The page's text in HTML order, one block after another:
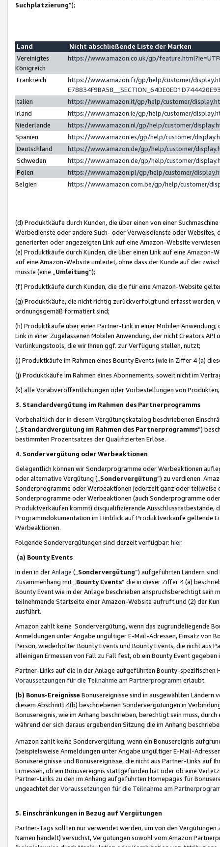
Suchplatzierung”);
Land
Nicht abschließende Liste der Marken
Vereinigtes
Königreich
https://www.amazon.co.uk/gp/
Frankreich
https://www.amazon.fr/gp/help/customer/
Italien
https://www.amazon.it/gp/help/customer/
Irland
https://www.amazon.ie/gp/help/customer/
Niederlande
https://www.amazon.nl/gp/help/customer/
Spanien
https://www.amazon.es/gp/help/customer/
Deutschland
https://www.amazon.de/gp/help/customer/
Schweden
https://www.amazon.de/gp/help/customer/
Polen
https://www.amazon.pl/gp/help/customer/
Belgien
https://www.amazon.com.be/gp/help/customer/
(d) Produktkäufe durch Kunden, die über einen von einer
Werbedienste oder andere Such- oder Verweisdienste oder Websites,
generierten oder angezeigten Link auf eine Amazon-Website
(e) Produktkäufe durch Kunden, die über einen Link auf eine
auf eine Amazon-Website umleitet, ohne dass der Kunde auf der
müsste (eine „ Umleitung“);
(f) Produktkäufe durch Kunden, die die für eine Amazon-Website
(g) Produktkäufe, die nicht richtig zurückverfolgt und erfasst werden,
ordnungsgemäß formatiert sind;
(h) Produktkäufe über einen Partner-Link in einer Mobilen
Link in einer Zugelassenen Mobilen Anwendung, der nicht Creators
Verlinkungstools, die wir Ihnen ggf. zur Verfügung stellen, nutzt;
(i) Produktkäufe im Rahmen eines Bounty Events (wie in Ziffer 4 (a)
(j) Produktkäufe im Rahmen eines Abonnements, soweit nicht im
(k) alle Vorabveröffentlichungen oder Vorbestellungen von
3. Standardvergütung im Rahmen des Partnerprogramms
Vorbehaltlich der in diesem Vergütungskatalog beschriebenen
(„ Standardvergütung im Rahmen des Partnerprogramms“)
bestimmten Prozentsatzes der Qualifizierten Erlöse.
4. Sondervergütung oder Werbeaktionen
Gelegentlich können wir Sonderprogramme oder Werbeaktionen
oder alternative Vergütung („ Sondervergütung”) zu verdienen.
Sonderprogramme oder Werbeaktionen jederzeit ganz oder
Sonderprogramme oder Werbeaktionen (auch Sonderprogramme
Produktverkäufen kommt) disqualifizierende Ausschlusstatbestände,
Programmdokumentation im Hinblick auf Produktverkäufe geltende
Werbeaktionen.
Folgende Sondervergütungen sind derzeit verfügbar: hier.
(a) Bounty Events
In den in derAnlage („ Sondervergütung“) aufgeführten Ländern
Zusammenhang mit „ Bounty Events“ die in dieser Ziffer 4 (a)
Bounty Event wie in der Anlage beschrieben anspruchsberechtigt sein
teilnehmende Startseite einer Amazon-Website aufruft und (2) der
ausführt.
Amazon zahlt keine Sondervergütung, wenn das zugrundeliegende
Anmeldungen unter Angabe ungültiger E-Mail-Adressen, Einsatz von
Person, wiederholter Bounty Events und Bounty Events, die nicht
alleinigen Ermessen von Fall zu Fall fest, ob ein Bounty Event
Partner-Links auf die in der Anlage aufgeführten Bounty-spezifischen
Voraussetzungen für die Teilnahme am Partnerprogramm erlaubt.
(b) Bonus-Ereignisse Bonusereignisse sind in ausgewählten Ländern
diesem Abschnitt 4(b) beschriebenen Sondervergütungen in
Bonusereignis, wie im Anhang beschrieben, berechtigt sein muss,
während der sich daraus ergebenden Sitzung die im Anhang
Amazon zahlt keine Sondervergütung, wenn ein Bonusereignis
(beispielsweise Anmeldungen unter Angabe ungültiger E-Mail-
Bonusereignisse und Bonusereignisse, die nicht aus Partner-Links auf
Ermessen, ob ein Bonusereignis stattgefunden hat oder ob eine
Partner-Links zu den im Anhang aufgeführten Homepages für
ungeachtet derVoraussetzungen für die Teilnahme am
5. Einschränkungen in Bezug auf Vergütungen
Partner-Tags sollten nur verwendet werden, um von den
Namen handelt) versuchst, Vergütungen sowohl vom Amazon